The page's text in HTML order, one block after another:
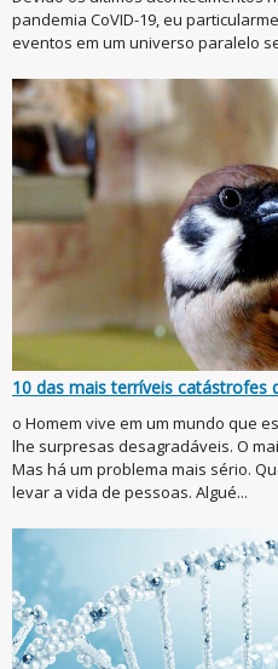
pandemia CoVID-19, eu
eventos em um universo paralelo
10 das mais terríveis catástrofes
o Homem vive em um mundo que
lhe surpresas desagradáveis. O
Mas há um problema mais sério.
levar a vida de pessoas. Algué...